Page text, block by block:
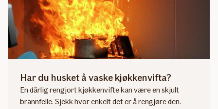
Har du husket å vaske kjøkkenvifta?
En dårlig rengjort kjøkkenvifte kan være en skjult
brannfelle. Sjekk hvor enkelt det er å rengjøre den.